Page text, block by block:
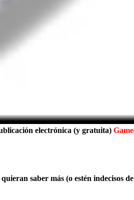
electrónica (y gratuita)
saber más (o estén indecisos